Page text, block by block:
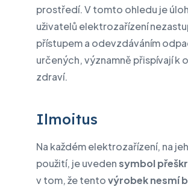
prostředí. V tomto ohledu je
uživatelů elektrozařízení
přístupem a odevzdáváním
určených, významně přispívají k
zdraví.
Ilmoitus
Na každém elektrozařízení, na
použití, je uvedensymbol
v tom, že tentovýrobek nesmí